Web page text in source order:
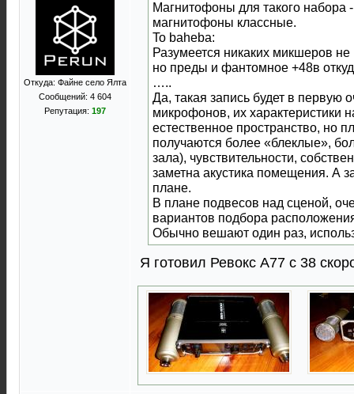
Откуда: Файне село Ялта
Сообщений: 4 604
Репутация: 197
Магнитофоны для такого набора
магнитофоны классные.
To baheba:
Разумеется никаких микшеров
но преды и фантомное +48в
…..
Да, такая запись будет в первую
микрофонов, их характеристики
естественное пространство, но
получаются более «блеклые»,
зала), чувствительности,
заметна акустика помещения. А
плане.
В плане подвесов над сценой,
вариантов подбора
Обычно вешают один раз,
Я готовил Ревокс А77 с 38